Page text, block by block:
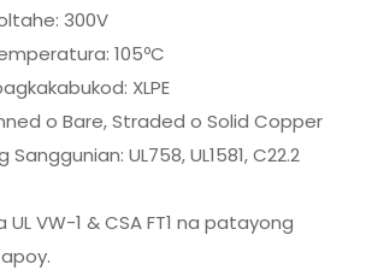
300V
105ºC
XLPE
o Bare, Straded o Solid Copper
UL758, UL1581, C22.2
VW-1 & CSA FT1 na patayong